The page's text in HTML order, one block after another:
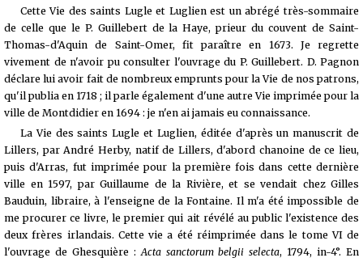
Cette Vie des saints Lugle et Luglien est un abrégé très-sommaire
de celle que le P. Guillebert de la Haye, prieur du couvent de Saint-
Thomas-d'Aquin de Saint-Omer, fit paraître en 1673. Je regrette
vivement de n'avoir pu consulter l'ouvrage du P. Guillebert. D. Pagnon
déclare lui avoir fait de nombreux emprunts pour la Vie de nos patrons,
qu'il publia en 1718 ; il parle également d'une autre Vie imprimée pour la
ville de Montdidier en 1694 : je n'en ai jamais eu connaissance.
La Vie des saints Lugle et Luglien, éditée d'après un manuscrit de
Lillers, par André Herby, natif de Lillers, d'abord chanoine de ce lieu,
puis d'Arras, fut imprimée pour la première fois dans cette dernière
ville en 1597, par Guillaume de la Rivière, et se vendait chez Gilles
Bauduin, libraire, à l'enseigne de la Fontaine. Il m'a été impossible de
me procurer ce livre, le premier qui ait révélé au public l'existence des
deux frères irlandais. Cette vie a été réimprimée dans le tome VI de
l'ouvrage de Ghesquière :Acta sanctorum belgii selecta, 1794, in-4°. En